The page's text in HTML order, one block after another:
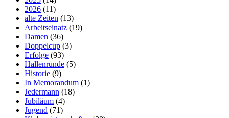
2026 (11)
alte Zeiten (13)
Arbeitseinatz (19)
Damen (36)
Doppelcup (3)
Erfolge (93)
Hallenrunde (5)
Historie (9)
In Memorandum (1)
Jedermann (18)
Jubiläum (4)
Jugend (71)